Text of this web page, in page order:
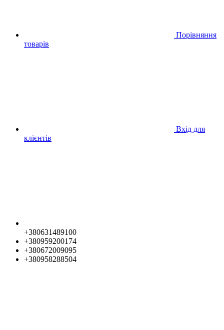
Порівняння
товарів
Вхід для
клієнтів
+380631489100
+380959200174
+380672009095
+380958288504